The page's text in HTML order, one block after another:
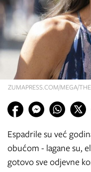
ZUMAPRESS.COM/MEGA/
Espadrile su već
obućom - lagane su,
gotovo sve odjevne